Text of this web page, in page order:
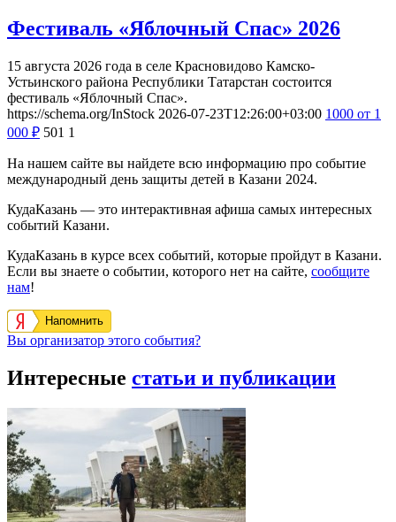
Фестиваль «Яблочный Спас» 2026
15 августа 2026 года в селе Красновидово Камско-
Устьинского района Республики Татарстан состоится
фестиваль «Яблочный Спас».
https://schema.org/InStock 2026-07-23T12:26:00+03:00 1000 от 1
000 ₽ 501 1
На нашем сайте вы найдете всю информацию про событие
международный день защиты детей в Казани 2024.
КудаКазань — это интерактивная афиша самых интересных
событий Казани.
КудаКазань в курсе всех событий, которые пройдут в Казани.
Если вы знаете о событии, которого нет на сайте, сообщите
нам!
Напомнить
Вы организатор этого события?
Интересные статьи и публикации